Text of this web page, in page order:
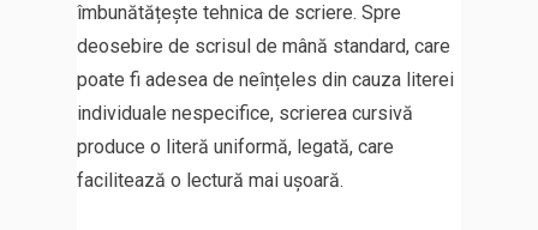
îmbunătățește tehnica de scriere. Spre
deosebire de scrisul de mână standard, care
poate fi adesea de neînțeles din cauza literei
individuale nespecifice, scrierea cursivă
produce o literă uniformă, legată, care
facilitează o lectură mai ușoară.